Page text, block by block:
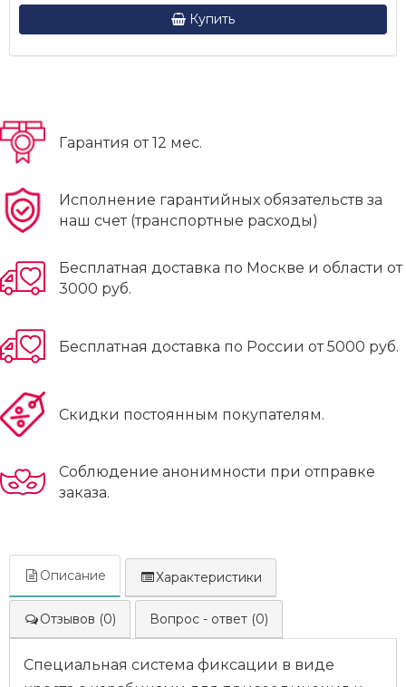
Купить
Гарантия от 12 мес.
Исполнение гарантийных обязательств за
наш счет (транспортные расходы)
Бесплатная доставка по Москве и области от
3000 руб.
Бесплатная доставка по России от 5000 руб.
Скидки постоянным покупателям.
Соблюдение анонимности при отправке
заказа.
Описание Характеристики
Отзывов (0) Вопрос - ответ (0)
Специальная система фиксации в виде